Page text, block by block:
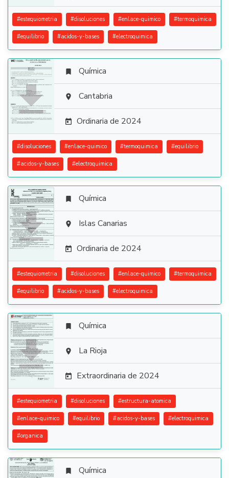
#estequiometria #disoluciones #enlace-quimico #termoquimica
#equilibrio #acidos-y-bases #electroquimica

 Química
 Cantabria
 Ordinaria de 2024
#disoluciones #enlace-quimico #termoquimica #equilibrio
#acidos-y-bases #electroquimica

 Química
 Islas Canarias
 Ordinaria de 2024
#estequiometria #disoluciones #enlace-quimico #termoquimica
#equilibrio #acidos-y-bases #electroquimica

 Química
 La Rioja
 Extraordinaria de 2024
#estequiometria #disoluciones #estructura-atomica
#enlace-quimico #equilibrio #acidos-y-bases #electroquimica
#organica
 Química